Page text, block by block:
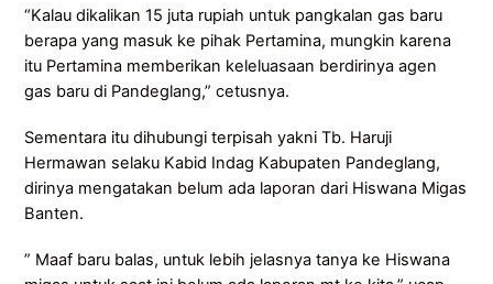
“Kalau dikalikan 15 juta rupiah untuk pangkalan gas baru
berapa yang masuk ke pihak Pertamina, mungkin karena
itu Pertamina memberikan keleluasaan berdirinya agen
gas baru di Pandeglang,” cetusnya.
Sementara itu dihubungi terpisah yakni Tb. Haruji
Hermawan selaku Kabid Indag Kabupaten Pandeglang,
dirinya mengatakan belum ada laporan dari Hiswana Migas
Banten.
” Maaf baru balas, untuk lebih jelasnya tanya ke Hiswana